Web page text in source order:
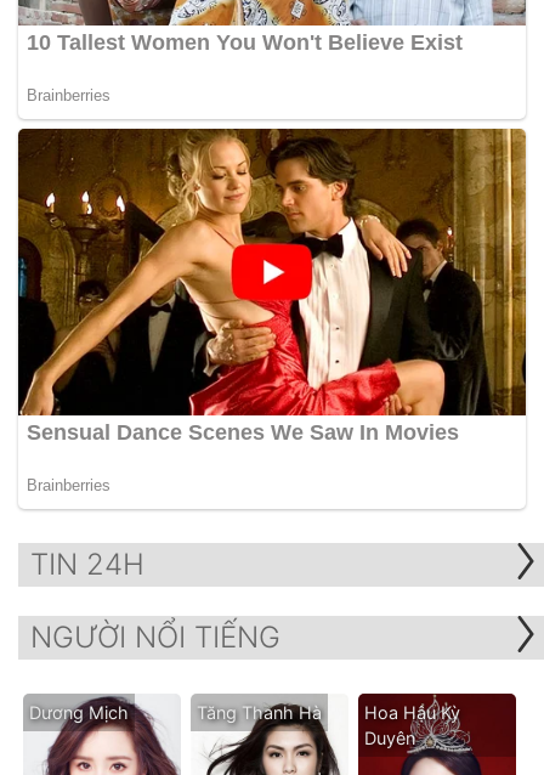
TIN 24H
NGƯỜI NỔI TIẾNG
Dương Mịch Tăng Thanh Hà
Hoa Hậu Kỳ
Duyên